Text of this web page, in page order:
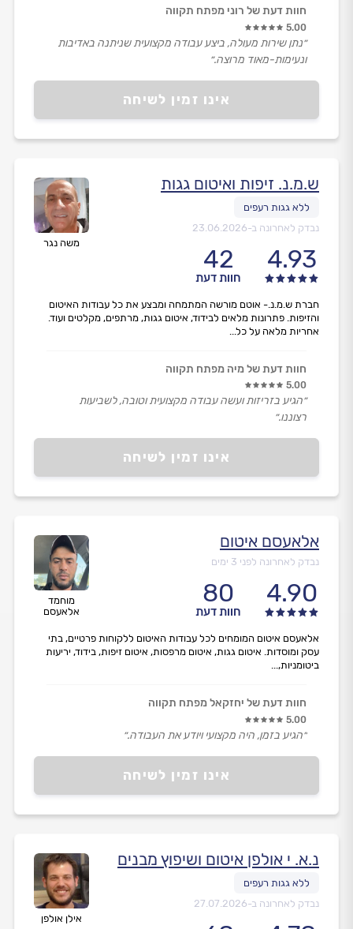
אינו זמין לשיחה
חוות דעת של רוני מפתח תקווה
5.00
״נתן שירות מעולה, ביצע עבודה מקצועית שניתנה באדיבות
ונעימות-מאוד מרוצה.״
משה נגר
ש.מ.נ. זיפות ואיטום גגות
נבדק לאחרונה ב-23.06.2026
4.93
42
חוות דעת
אינו זמין לשיחה
חברת ש.מ.נ.- אוטם מורשה המתמחה ומבצע את כל עבודות האיטום
והזיפות. פתרונות מלאים לבידוד, איטום גגות, מרתפים, מקלטים ועוד.
אחריות מלאה על כל...
חוות דעת של מיה מפתח תקווה
5.00
״הגיע בזריזות ועשה עבודה מקצועית וטובה, לשביעות
רצוננו.״
מוחמד
אלאעסם
אלאעסם איטום
נבדק לאחרונה לפני 3 ימים
4.90
80
חוות דעת
אינו זמין לשיחה
אלאעסם איטום המומחים לכל עבודות האיטום ללקוחות פרטיים, בתי
עסק ומוסדות. איטום גגות, איטום מרפסות, איטום זיפות, בידוד, יריעות
ביטומניות,...
חוות דעת של יחזקאל מפתח תקווה
5.00
״הגיע בזמן, היה מקצועי ויודע את העבודה.״
אילן אולפן
נ.א. י אולפן איטום ושיפוץ מבנים
נבדק לאחרונה ב-27.07.2026